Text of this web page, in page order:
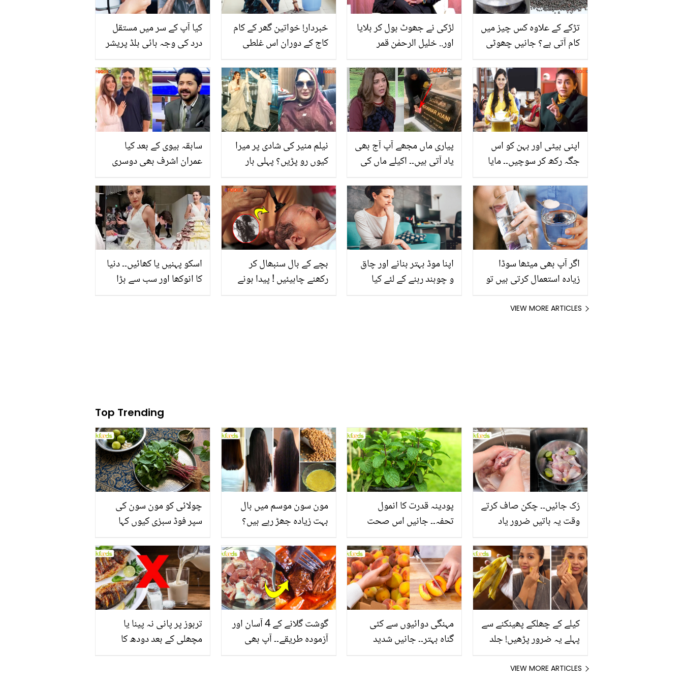
کیا آپ کے سر میں مستقل
درد کی وجہ ہائی بلڈ پریشر
اس بارے میں کیا کہتے ہیں
خبردار! خواتین گھر کے کام
کاج کے دوران اس غلطی
بانجھ پن کاخطرہ بڑھ سکتا
ہے
لڑکی نے جھوٹ بول کر بلایا
اور.. خلیل الرحمٰن قمر
ڈاکو کیا کچھ لوٹ کر لے
گئے؟
تڑکے کے علاوہ کس چیز میں
کام آتی ہے؟ جانیں چھوٹی
فائدے جو کئی بیماریوں سے
نجات دیں
سابقہ بیوی کے بعد کیا
عمران اشرف بھی دوسری
کے جواب پر سوشل میڈیا
میں ہلچل
نیلم منیر کی شادی پر میرا
کیوں رو پڑیں؟ پہلی بار
پیاری ماں مجھے آپ آج بھی
یاد آتی ہیں۔۔ اکیلے ماں کی
لگیں! حدیقہ کیانی کی یہ
ویڈیو دیکھ کر سب کی
آنکھیں نم ہوگئیں
اپنی بیٹی اور بہن کو اس
جگہ رکھ کر سوچیں۔۔ مایا
مسترد کرنے والوں کے لتے لے
لئے! دیکھیں ویڈیو
اسکو پہنیں یا کھائیں۔۔ دنیا
کا انوکھا اور سب سے بڑا
بچے کے بال سنبھال کر
رکھنے چاہیئیں ! پیدا ہونے
اپنا موڈ بہتر بنانے اور چاق
و چوبند رہنے کے لئے کیا
اگر آپ بھی میٹھا سوڈا
زیادہ استعمال کرتی ہیں تو
نقصانات جان لیں ورنہ ۔۔۔۔۔
VIEW MORE ARTICLES
Top Trending
چولائی کو مون سون کی
سپر فوڈ سبزی کیوں کہا
منرلز اور اینٹی آکسیڈنٹس
سے بھرپور اس سبزی کے
فائدے
مون سون موسم میں بال
بہت زیادہ جھڑ رہے ہیں؟
بنانے کے چند قدرتی طریقے
پودینہ قدرت کا انمول
تحفہ۔۔ جانیں اس صحت
انگیز طبی فوائد
رُک جائیں۔۔ چکن صاف کرتے
وقت یہ باتیں ضرور یاد
تربوز پر پانی نہ پینا یا
مچھلی کے بعد دودھ کا
گوشت گلانے کے 4 آسان اور
آزمودہ طریقے۔۔ آپ بھی
مہنگی دوائیوں سے کئی
گناہ بہتر۔۔ جانیں شدید
کیلے کے چھلکے پھینکنے سے
پہلے یہ ضرور پڑھیں! جلد
اور قدرتی حل
VIEW MORE ARTICLES